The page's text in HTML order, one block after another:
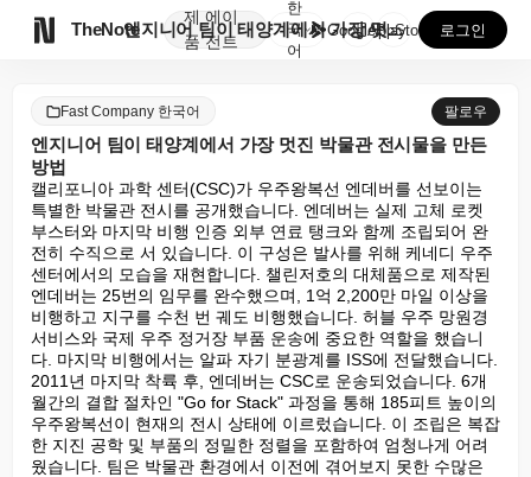
TheNote
제
품
에이
전트
엔지니어 팀이 태양계에서 가장 멋진 박물관 전시물을 만...
한
국
어
GooglePlay
AppStore 로그인
Fast Company 한국어 팔로우
엔지니어 팀이 태양계에서 가장 멋진 박물관 전시물을 만든
방법
캘리포니아 과학 센터(CSC)가 우주왕복선 엔데버를 선보이는
특별한 박물관 전시를 공개했습니다. 엔데버는 실제 고체 로켓
부스터와 마지막 비행 인증 외부 연료 탱크와 함께 조립되어 완
전히 수직으로 서 있습니다. 이 구성은 발사를 위해 케네디 우주
센터에서의 모습을 재현합니다. 챌린저호의 대체품으로 제작된
엔데버는 25번의 임무를 완수했으며, 1억 2,200만 마일 이상을
비행하고 지구를 수천 번 궤도 비행했습니다. 허블 우주 망원경
서비스와 국제 우주 정거장 부품 운송에 중요한 역할을 했습니
다. 마지막 비행에서는 알파 자기 분광계를 ISS에 전달했습니다.
2011년 마지막 착륙 후, 엔데버는 CSC로 운송되었습니다. 6개
월간의 결합 절차인 "Go for Stack" 과정을 통해 185피트 높이의
우주왕복선이 현재의 전시 상태에 이르렀습니다. 이 조립은 복잡
한 지진 공학 및 부품의 정밀한 정렬을 포함하여 엄청나게 어려
웠습니다. 팀은 박물관 환경에서 이전에 겪어보지 못한 수많은